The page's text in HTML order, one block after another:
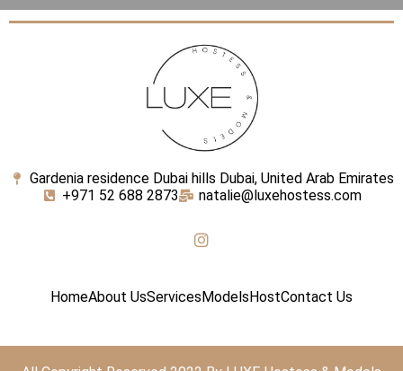
Gardenia residence Dubai hills Dubai, United Arab Emirates
+971 52 688 2873
natalie@luxehostess.com
HomeAbout UsServicesModelsHostContact Us